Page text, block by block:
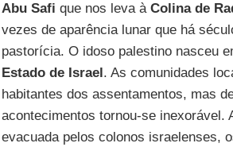
Abu Safi que nos leva à Colina de
vezes de aparência lunar que há
pastorícia. O idoso palestino nasceu
Estado de Israel. As comunidades
habitantes dos assentamentos, mas
acontecimentos tornou-se inexorável.
evacuada pelos colonos israelenses,